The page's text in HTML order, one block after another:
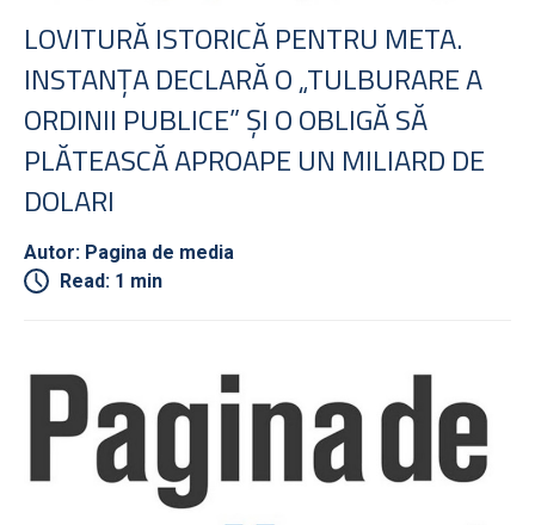
LOVITURĂ ISTORICĂ PENTRU META.
INSTANŢA DECLARĂ O „TULBURARE A
ORDINII PUBLICE” ŞI O OBLIGĂ SĂ
PLĂTEASCĂ APROAPE UN MILIARD DE
DOLARI
Autor: Pagina de media
Read: 1 min